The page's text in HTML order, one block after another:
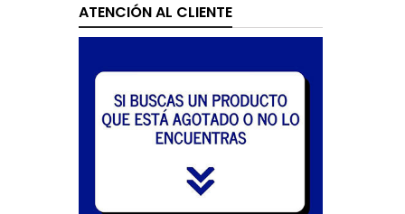
ATENCIÓN AL CLIENTE